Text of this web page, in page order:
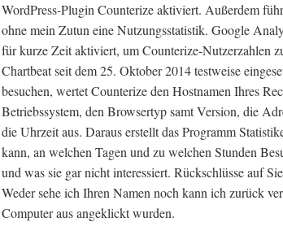
WordPress-Plugin Counterize aktiviert. Außerdem
ohne mein Zutun eine Nutzungsstatistik. Google
für kurze Zeit aktiviert, um Counterize-Nutzerzahlen
Chartbeat seit dem 25. Oktober 2014 testweise
besuchen, wertet Counterize den Hostnamen Ihres
Betriebssystem, den Browsertyp samt Version, die
die Uhrzeit aus. Daraus erstellt das Programm
kann, an welchen Tagen und zu welchen Stunden
und was sie gar nicht interessiert. Rückschlüsse auf
Weder sehe ich Ihren Namen noch kann ich zurück
Computer aus angeklickt wurden.